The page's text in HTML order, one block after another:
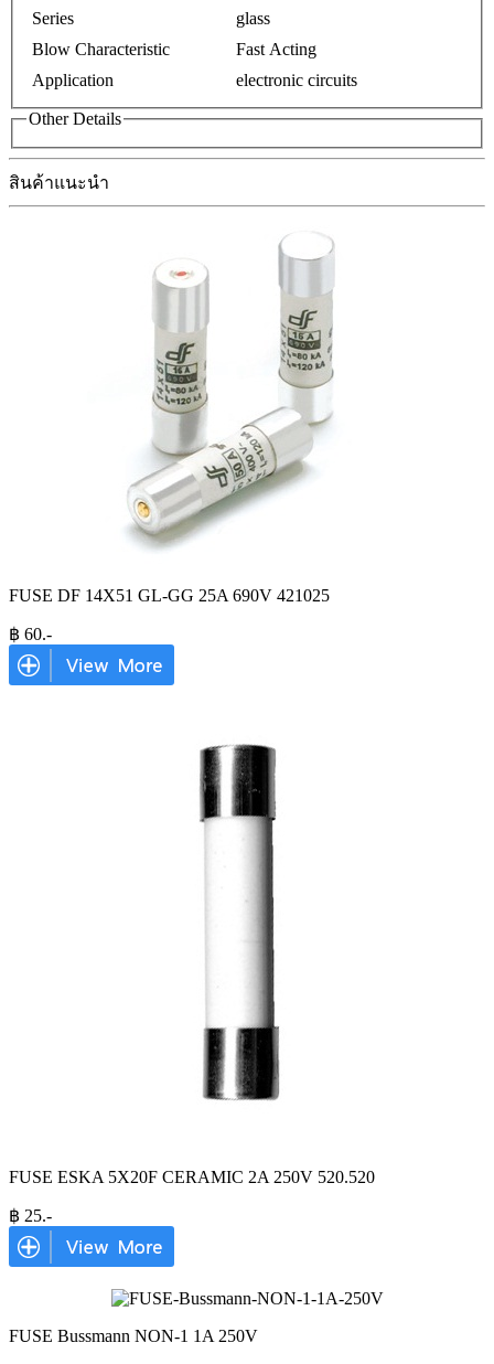
Series
glass
Blow Characteristic
Fast Acting
Application
electronic circuits
Other Details
สินค้าแนะนำ
FUSE DF 14X51 GL-GG 25A 690V 421025
฿ 60.-
FUSE ESKA 5X20F CERAMIC 2A 250V 520.520
฿ 25.-
FUSE Bussmann NON-1 1A 250V